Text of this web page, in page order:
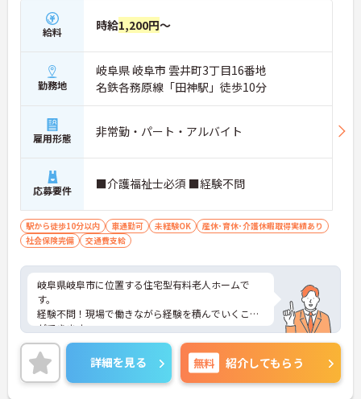
ている、そんな会社を目指しています。
現在、事業所で働いている職員には、感じてもらっ
ていると思っています。
ぜひ一度、見学だけでもいいので来て頂いて、職員
に会って、代表と話して頂いて、感じてほしいと思
っています。
興味を持った方は、ぜひご応募お待ちしておりま
す。
給料 時給1,200円～
勤務地
岐阜県 岐阜市 雲井町3丁目16番地
名鉄各務原線「田神駅」徒歩10分
雇用形態 非常勤・パート・アルバイト
応募要件 ■介護福祉士必須 ■経験不問
駅から徒歩10分以内 車通勤可 未経験OK
産休･育休･介護休暇取得実績あり
社会保険完備
交通費支給
岐阜県岐阜市に位置する住宅型有料老人ホームで
す。
経験不問！現場で働きながら経験を積んでいくこと
ができます。
固定のお休みがありますので、プライベートの予定
も立てやすい環境です。
ご興味をお持ちの方はお気軽にお問い合わせくださ
い。
詳細を見る 無料 紹介してもらう